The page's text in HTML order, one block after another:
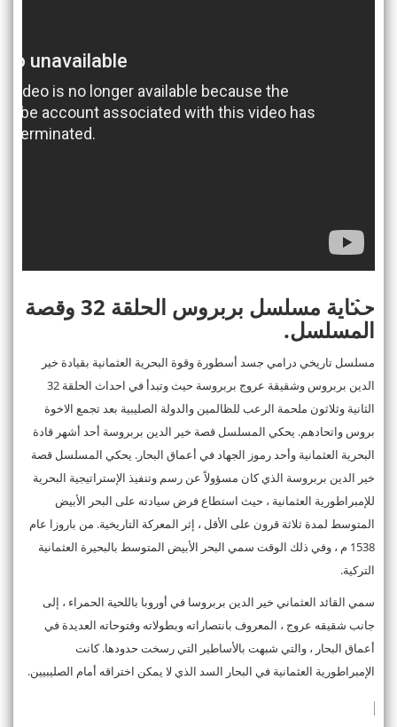
حكاية مسلسل بربروس الحلقة 32 وقصة
المسلسل.
مسلسل تاريخي درامي جسد أسطورة وقوة البحرية العثمانية بقيادة خير
الدين بربروس وشقيقة عروج بربروسة حيث وتبدأ في احداث الحلقة 32
الثانية وثلاثون ملحمة الرعب للظالمين والدولة الصليبية بعد تجمع الاخوة
بروس واتحادهم. يحكي المسلسل قصة خير الدين بربروسة أحد أشهر قادة
البحرية العثمانية وأحد رموز الجهاد في أعماق البحار. يحكي المسلسل قصة
خير الدين بربروسة الذي كان مسؤولاً عن رسم وتنفيذ الإستراتيجية البحرية
للإمبراطورية العثمانية ، حيث استطاع فرض سيادته على البحر الأبيض
المتوسط ​​لمدة ثلاثة قرون على الأقل ، إثر المعركة التاريخية. من باروزا عام
1538 م ، وفي ذلك الوقت سمي البحر الأبيض المتوسط ​​بالبحيرة العثمانية
التركية.
سمي القائد العثماني خير الدين بربروسا في أوروبا باللحية الحمراء ، إلى
جانب شقيقه عروج ، المعروف بانتصاراته وبطولاته وفتوحاته العديدة في
أعماق البحار ، والتي شبهت بالأساطير التي رسخت حدودها. كانت
الإمبراطورية العثمانية في البحار السد الذي لا يمكن اختراقه أمام الصليبيين.